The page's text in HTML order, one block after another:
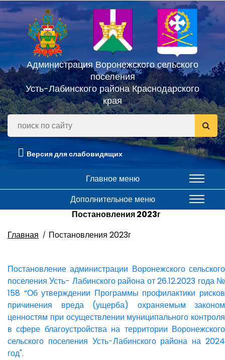
Администрация Воронежского сельского
поселения
Усть-Лабинского района Краснодарского
края
Версия для слабовидящих
Главное меню
Дополнительное меню
Постановления 2023г
Главная
Постановления 2023г
Постановление администрации Воронежского сельского
поселения Усть- Лабинского района от 26.12.2023 года №
158 “Об утверждении Программы профилактики рисков
причинения вреда (ущерба) охраняемым законом
ценностям при осуществлении муниципального контроля
в сфере благоустройства на территории Воронежского
сельского поселения Усть-Лабинского района на 2024
год".